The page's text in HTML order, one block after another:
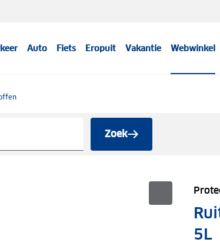
Auto Fiets Eropuit Vakantie Webwinkel
Zoek
5L